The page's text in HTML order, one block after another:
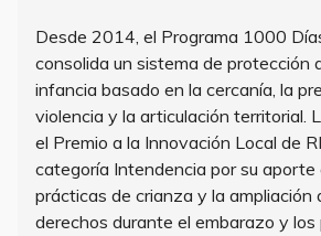
Desde 2014, el Programa 1000
consolida un sistema de protección
infancia basado en la cercanía, la
violencia y la articulación territorial.
el Premio a la Innovación Local de
categoría Intendencia por su aporte
prácticas de crianza y la ampliación
derechos durante el embarazo y los